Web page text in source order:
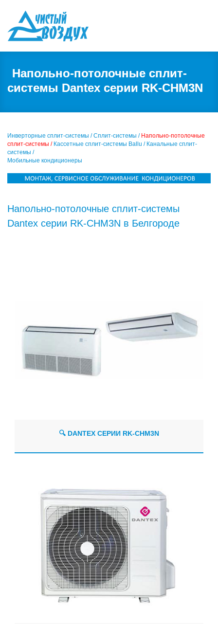
Напольно-потолочные сплит-
системы Dantex серии RK-CHM3N
Инверторные сплит-системы / Сплит-системы / Напольно-потолочные
сплит-системы / Кассетные сплит-системы Ballu / Канальные сплит-
системы /
Мобильные кондиционеры
Напольно-потолочные сплит-системы
Dantex серии RK-CHM3N в Белгороде
🔍 DANTEX СЕРИИ RK-CHM3N